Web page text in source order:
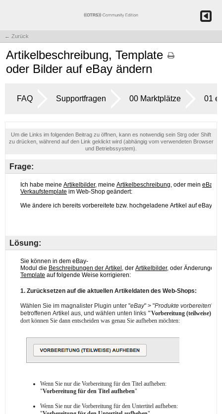
← Zurück
Artikelbeschreibung, Template
oder Bilder auf eBay ändern
FAQ Supportfragen 00 Marktplätze 01
Um die Links im folgenden Beitrag zu öffnen, kann es notwendig sein Strg oder Shift
zu drücken, während auf den Link geklickt wird (abhängig vom verwendeten Browser
und Betriebssystem).
Frage:
Lösung: